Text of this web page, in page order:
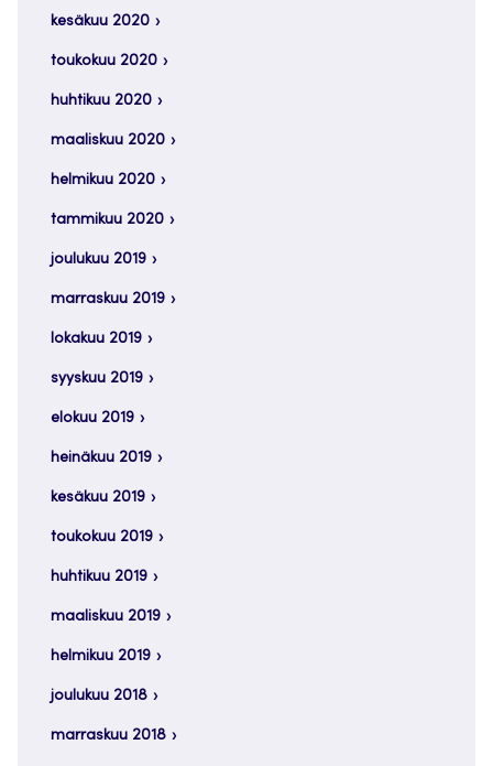
kesäkuu 2020
toukokuu 2020
huhtikuu 2020
maaliskuu 2020
helmikuu 2020
tammikuu 2020
joulukuu 2019
marraskuu 2019
lokakuu 2019
syyskuu 2019
elokuu 2019
heinäkuu 2019
kesäkuu 2019
toukokuu 2019
huhtikuu 2019
maaliskuu 2019
helmikuu 2019
joulukuu 2018
marraskuu 2018